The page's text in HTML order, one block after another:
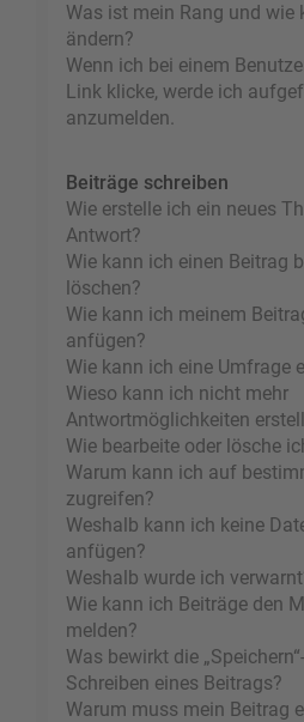
Was ist mein Rang und wie
ändern?
Wenn ich bei einem
Link klicke, werde ich
anzumelden.
Beiträge schreiben
Wie erstelle ich ein neues
Antwort?
Wie kann ich einen Beitrag
löschen?
Wie kann ich meinem
anfügen?
Wie kann ich eine Umfrage
Wieso kann ich nicht mehr
Antwortmöglichkeiten
Wie bearbeite oder lösche
Warum kann ich auf
zugreifen?
Weshalb kann ich keine
anfügen?
Weshalb wurde ich
Wie kann ich Beiträge den
melden?
Was bewirkt die
Schreiben eines Beitrags?
Warum muss mein Beitrag